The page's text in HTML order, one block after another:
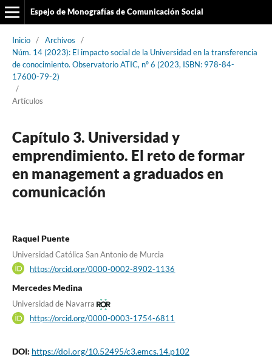
Espejo de Monografías de Comunicación Social
Inicio / Archivos
/
Núm. 14 (2023): El impacto social de la Universidad en la transferencia
de conocimiento. Observatorio ATIC, nº 6 (2023, ISBN: 978-84-
17600-79-2)
/
Artículos
Capítulo 3. Universidad y
emprendimiento. El reto de formar
en management a graduados en
comunicación
Raquel Puente
Universidad Católica San Antonio de Murcia
https://orcid.org/0000-0002-8902-1136
Mercedes Medina
Universidad de Navarra
https://orcid.org/0000-0003-1754-6811
DOI: https://doi.org/10.52495/c3.emcs.14.p102